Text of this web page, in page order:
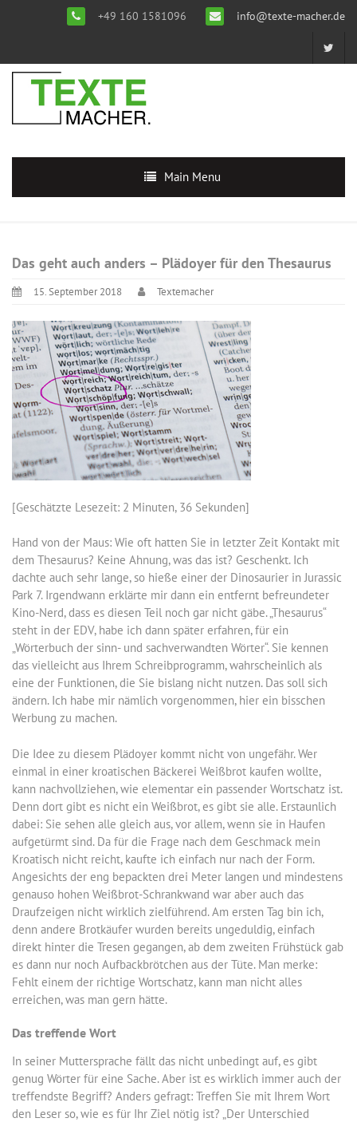
+49 160 1581096 info@texte-macher.de
Main Menu
Das geht auch anders – Plädoyer für den Thesaurus
15. September 2018 Textemacher
[Geschätzte Lesezeit: 2 Minuten, 36 Sekunden]
Hand von der Maus: Wie oft hatten Sie in letzter Zeit Kontakt mit
dem Thesaurus? Keine Ahnung, was das ist? Geschenkt. Ich
dachte auch sehr lange, so hieße einer der Dinosaurier in Jurassic
Park 7. Irgendwann erklärte mir dann ein entfernt befreundeter
Kino-Nerd, dass es diesen Teil noch gar nicht gäbe. „Thesaurus“
steht in der EDV, habe ich dann später erfahren, für ein
„Wörterbuch der sinn- und sachverwandten Wörter“. Sie kennen
das vielleicht aus Ihrem Schreibprogramm, wahrscheinlich als
eine der Funktionen, die Sie bislang nicht nutzen. Das soll sich
ändern. Ich habe mir nämlich vorgenommen, hier ein bisschen
Werbung zu machen.
Die Idee zu diesem Plädoyer kommt nicht von ungefähr. Wer
einmal in einer kroatischen Bäckerei Weißbrot kaufen wollte,
kann nachvollziehen, wie elementar ein passender Wortschatz ist.
Denn dort gibt es nicht ein Weißbrot, es gibt sie alle. Erstaunlich
dabei: Sie sehen alle gleich aus, vor allem, wenn sie in Haufen
aufgetürmt sind. Da für die Frage nach dem Geschmack mein
Kroatisch nicht reicht, kaufte ich einfach nur nach der Form.
Angesichts der eng bepackten drei Meter langen und mindestens
genauso hohen Weißbrot-Schrankwand war aber auch das
Draufzeigen nicht wirklich zielführend. Am ersten Tag bin ich,
denn andere Brotkäufer wurden bereits ungeduldig, einfach
direkt hinter die Tresen gegangen, ab dem zweiten Frühstück gab
es dann nur noch Aufbackbrötchen aus der Tüte. Man merke:
Fehlt einem der richtige Wortschatz, kann man nicht alles
erreichen, was man gern hätte.
Das treffende Wort
In seiner Muttersprache fällt das nicht unbedingt auf, es gibt
genug Wörter für eine Sache. Aber ist es wirklich immer auch der
treffendste Begriff? Anders gefragt: Treffen Sie mit Ihrem Wort
den Leser so, wie es für Ihr Ziel nötig ist? „Der Unterschied